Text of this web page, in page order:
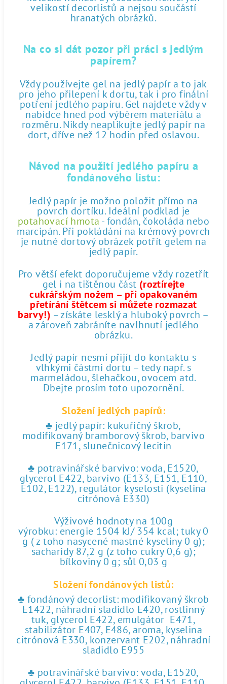
velikostí decorlistů a nejsou součástí
hranatých obrázků.
Na co si dát pozor při práci s jedlým
papírem?
Vždy používejte gel na jedlý papír a to jak
pro jeho přilepení k dortu, tak i pro finální
potření jedlého papíru. Gel najdete vždy v
nabídce hned pod výběrem materiálu a
rozměru. Nikdy neaplikujte jedlý papír na
dort, dříve než 12 hodin před oslavou.
Návod na použití jedlého papíru a
fondánového listu:
Jedlý papír je možno položit přímo na
povrch dortíku. Ideální podklad je
potahovací hmota - fondán, čokoláda nebo
marcipán. Při pokládání na krémový povrch
je nutné dortový obrázek potřít gelem na
jedlý papír.
Pro větší efekt doporučujeme vždy rozetřít
gel i na tištěnou část (roztírejte
cukrářským nožem – při opakovaném
přetírání štětcem si můžete rozmazat
barvy!) – získáte lesklý a hluboký povrch –
a zároveň zabráníte navlhnutí jedlého
obrázku.
Jedlý papír nesmí přijít do kontaktu s
vlhkými částmi dortu – tedy např. s
marmeládou, šlehačkou, ovocem atd.
Dbejte prosím toto upozornění.
Složení jedlých papírů:
♣ jedlý papír: kukuřičný škrob,
modifikovaný bramborový škrob, barvivo
E171, slunečnicový lecitin
♣ potravinářské barvivo: voda, E1520,
glycerol E422, barvivo (E133, E151, E110,
E102, E122), regulátor kyselosti (kyselina
citrónová E330)
Výživové hodnoty na 100g
výrobku: energie 1504 kJ/ 354 kcal; tuky 0
g ( z toho nasycené mastné kyseliny 0 g);
sacharidy 87,2 g (z toho cukry 0,6 g);
bílkoviny 0 g; sůl 0,03 g
Složení fondánových listů:
♣ fondánový decorlist: modifikovaný škrob
E1422, náhradní sladidlo E420, rostlinný
tuk, glycerol E422, emulgátor E471,
stabilizátor E407, E486, aroma, kyselina
citrónová E330, konzervant E202, náhradní
sladidlo E955
♣ potravinářské barvivo: voda, E1520,